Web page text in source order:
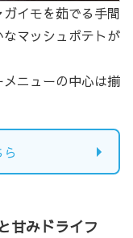
イモを茹でる手間
マッシュポテトが
ニューの中心は揃
甘みドライフ